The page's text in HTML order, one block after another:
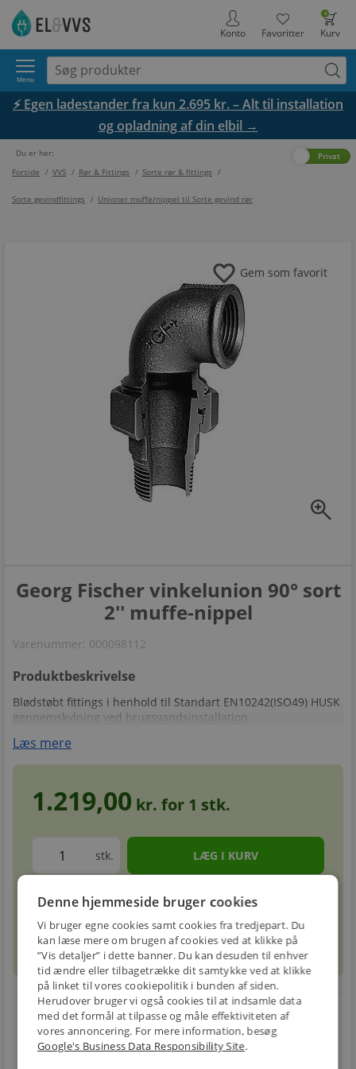
0
Kurv
Favoritter
Konto
Menu
⚡ Egen ladestander fra kun 2.695 kr. – Alt til installation
og opladning af din elbil →
Du er her:
Forside / VVS / Rør & Fittings / Sorte rør & fittings /
Sorte gevindfittings / Unioner muffe/nippel til Sorte gevind rør
Privat
zoom_in
favorite Gem som favorit
Georg Fischer vinkelunion 90° sort
2'' muffe-nippel
Varenummer: 000098112
Produktbeskrivelse
Blødstøbt fittings i henhold til Standart EN10242(ISO49) HUSK
gennemskylning ved brugsvandsinstallation
Læs mere
1.219,00 kr. for 1 stk.
stk.
circleForventet leveringstid: 5-8 hverdageinfo
sellPrismatch info
E-MÆRKET
Handle trygt hos
local_shipping
BILLIG
restart_alt
30 DAGES
Denne hjemmeside bruger cookies
Vi bruger egne cookies samt cookies fra tredjepart. Du
kan læse mere om brugen af cookies ved at klikke på
”Vis detaljer” i dette banner. Du kan desuden til enhver
tid ændre eller tilbagetrække dit samtykke ved at klikke
på linket til vores cookiepolitik i bunden af siden.
Herudover bruger vi også cookies til at indsamle data
med det formål at tilpasse og måle effektiviteten af
vores annoncering. For mere information, besøg
Google's Business Data Responsibility Site.